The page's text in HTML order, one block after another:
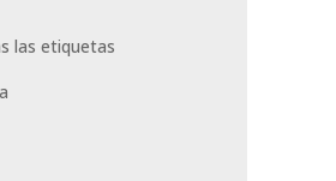
las etiquetas